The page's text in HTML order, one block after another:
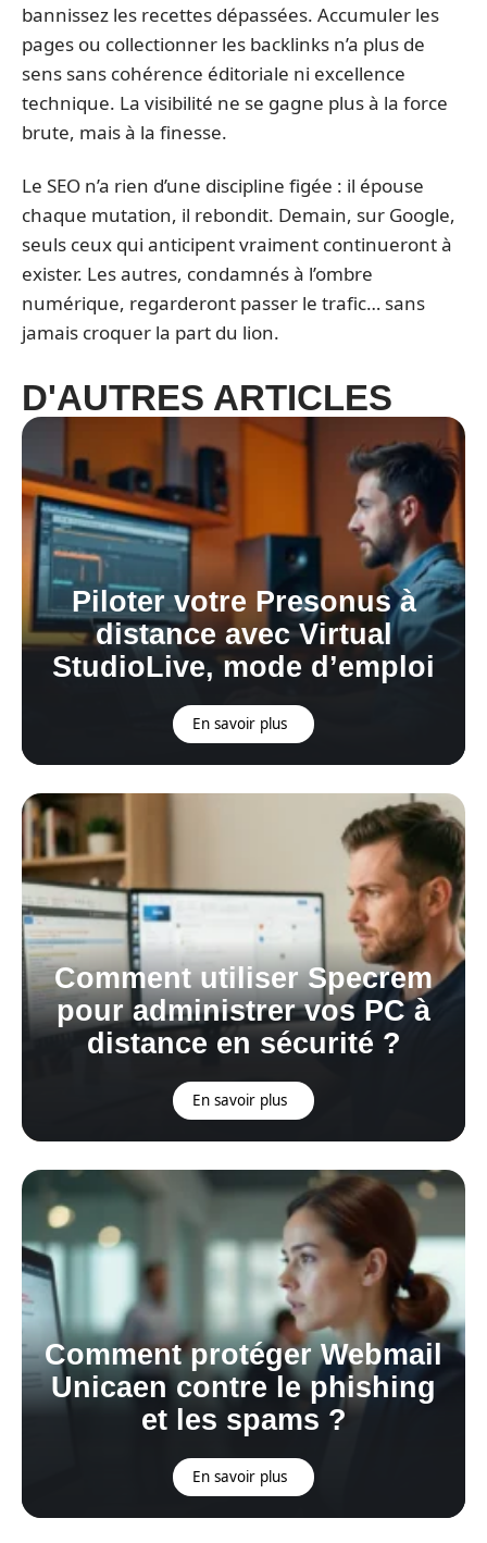
bannissez les recettes dépassées. Accumuler les
pages ou collectionner les backlinks n’a plus de
sens sans cohérence éditoriale ni excellence
technique. La visibilité ne se gagne plus à la force
brute, mais à la finesse.
Le SEO n’a rien d’une discipline figée : il épouse
chaque mutation, il rebondit. Demain, sur Google,
seuls ceux qui anticipent vraiment continueront à
exister. Les autres, condamnés à l’ombre
numérique, regarderont passer le trafic… sans
jamais croquer la part du lion.
D'AUTRES ARTICLES
Piloter votre Presonus à
distance avec Virtual
StudioLive, mode d’emploi
En savoir plus
Comment utiliser Specrem
pour administrer vos PC à
distance en sécurité ?
En savoir plus
Comment protéger Webmail
Unicaen contre le phishing
et les spams ?
En savoir plus